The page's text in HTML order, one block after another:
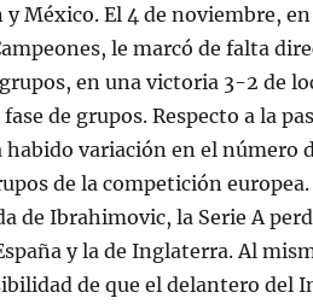
México. El 4 de noviembre,
le marcó de falta
en una victoria 3-2 de
de grupos. Respecto a la
habido variación en el número
de la competición europea.
de Ibrahimovic, la Serie A
y la de Inglaterra. Al
de que el delantero del